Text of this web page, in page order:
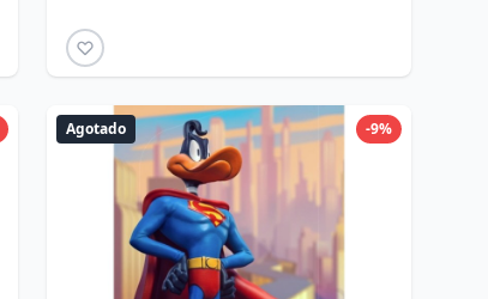
-9%
Agotado